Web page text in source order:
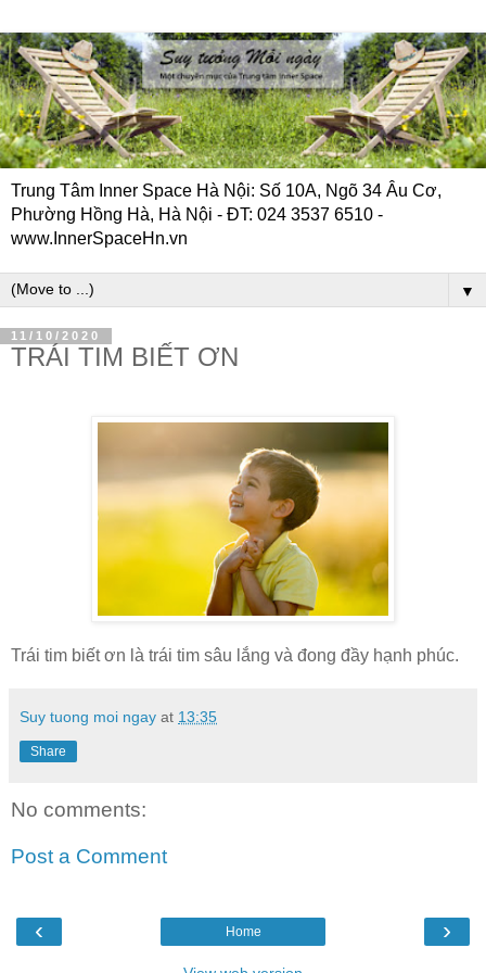
Trung Tâm Inner Space Hà Nội: Số 10A, Ngõ 34 Âu Cơ,
Phường Hồng Hà, Hà Nội - ĐT: 024 3537 6510 -
www.InnerSpaceHn.vn
▼
11/10/2020
TRÁI TIM BIẾT ƠN
Trái tim biết ơn là trái tim sâu lắng và đong đầy hạnh phúc.
Suy tuong moi ngay at 13:35
Share
No comments:
Post a Comment
‹ ›
Home